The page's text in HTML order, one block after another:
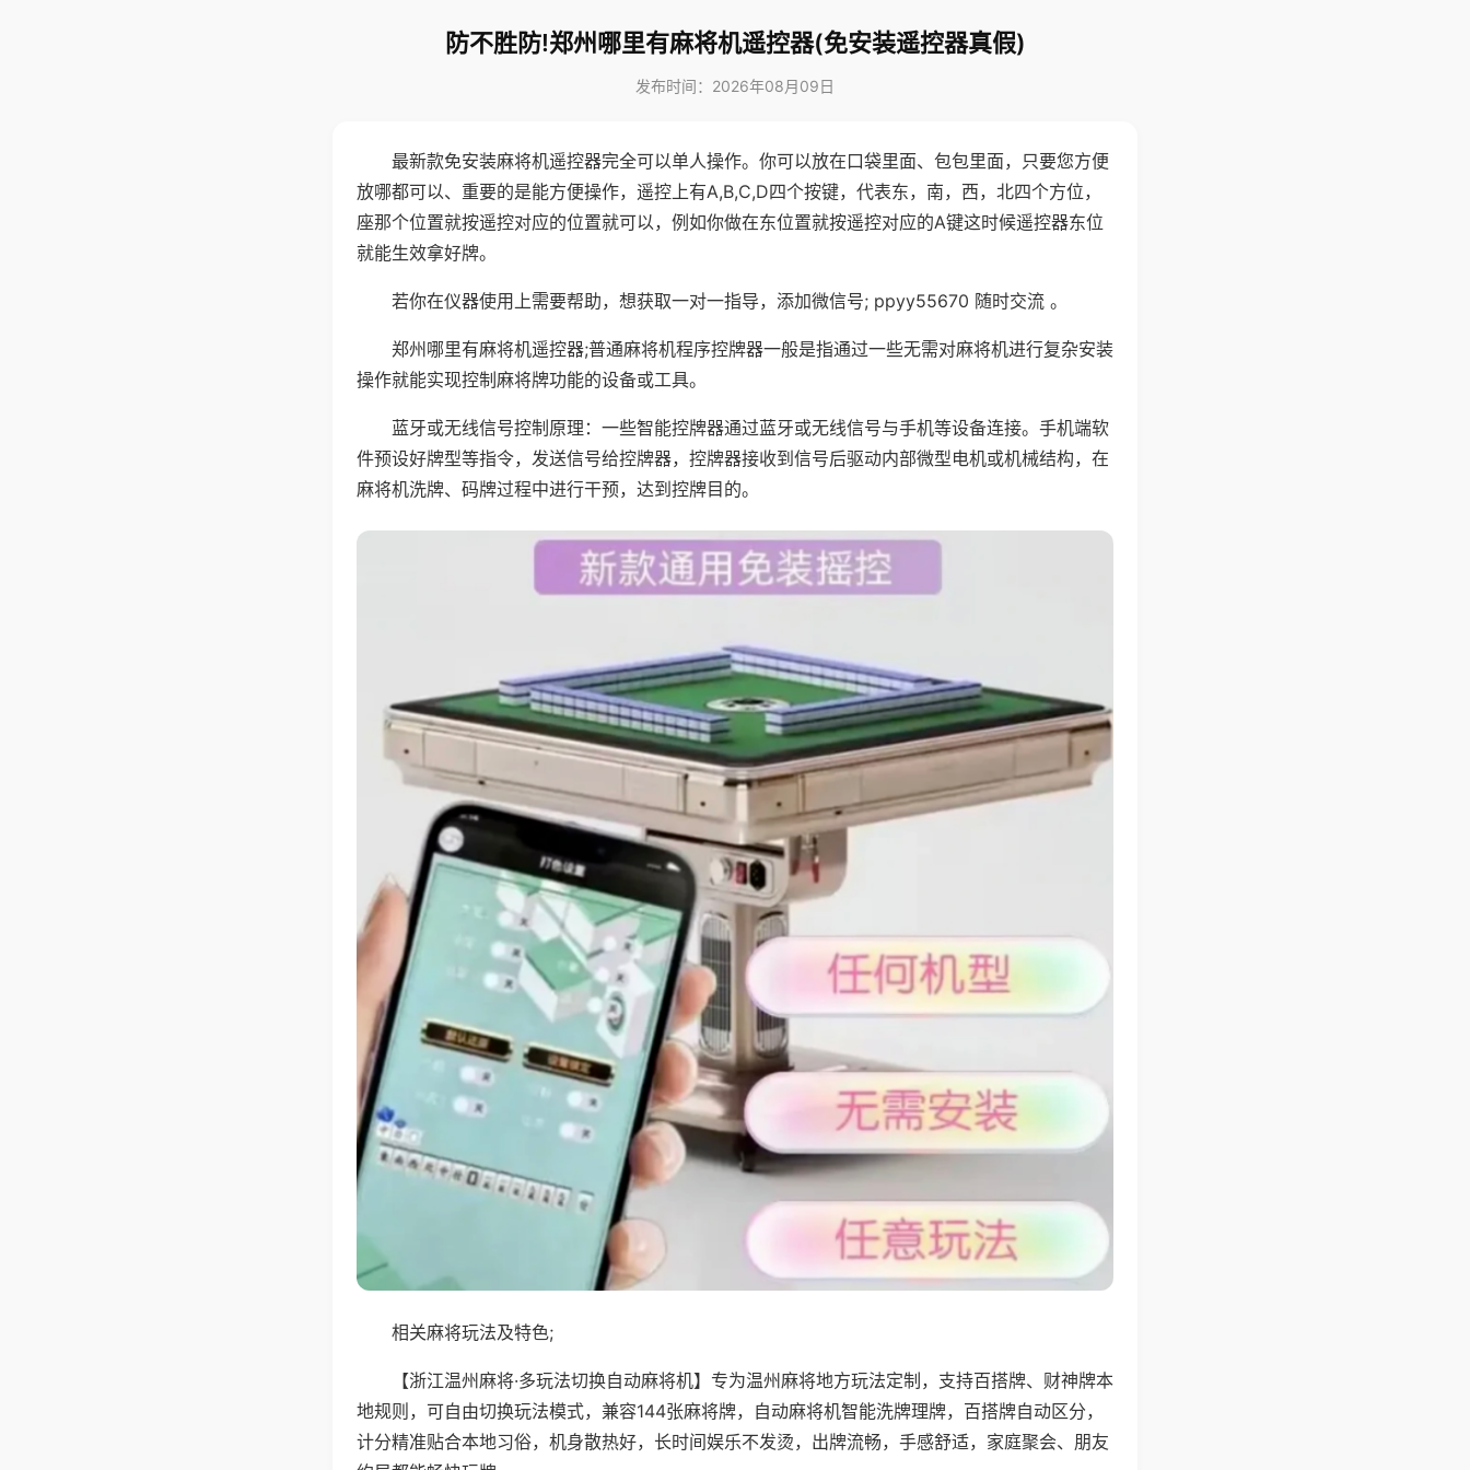
防不胜防!郑州哪里有麻将机遥控器(免安装遥控器真假)
发布时间：2026年08月09日
最新款免安装麻将机遥控器完全可以单人操作。你可以放在口袋里面、包包里面，只要您方便
放哪都可以、重要的是能方便操作，遥控上有A,B,C,D四个按键，代表东，南，西，北四个方位，
座那个位置就按遥控对应的位置就可以，例如你做在东位置就按遥控对应的A键这时候遥控器东位
就能生效拿好牌。
若你在仪器使用上需要帮助，想获取一对一指导，添加微信号; ppyy55670 随时交流 。
郑州哪里有麻将机遥控器;普通麻将机程序控牌器一般是指通过一些无需对麻将机进行复杂安装
操作就能实现控制麻将牌功能的设备或工具。
蓝牙或无线信号控制原理：一些智能控牌器通过蓝牙或无线信号与手机等设备连接。手机端软
件预设好牌型等指令，发送信号给控牌器，控牌器接收到信号后驱动内部微型电机或机械结构，在
麻将机洗牌、码牌过程中进行干预，达到控牌目的。
相关麻将玩法及特色;
【浙江温州麻将·多玩法切换自动麻将机】专为温州麻将地方玩法定制，支持百搭牌、财神牌本
地规则，可自由切换玩法模式，兼容144张麻将牌，自动麻将机智能洗牌理牌，百搭牌自动区分，
计分精准贴合本地习俗，机身散热好，长时间娱乐不发烫，出牌流畅，手感舒适，家庭聚会、朋友